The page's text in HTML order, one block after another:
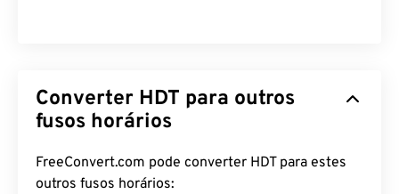
Converter HDT para outros
fusos horários
FreeConvert.com pode converter HDT para estes
outros fusos horários: